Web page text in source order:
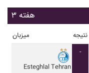
هفته ۳
میزبان نتیجه
Esteghlal Tehran
-